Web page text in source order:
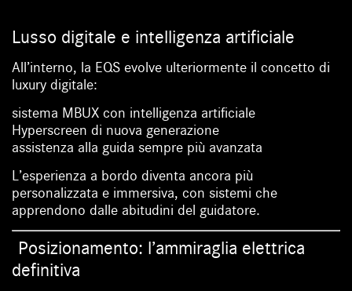
Lusso digitale e intelligenza artificiale
All’interno, la EQS evolve ulteriormente il concetto di
luxury digitale:
sistema MBUX con intelligenza artificiale
Hyperscreen di nuova generazione
assistenza alla guida sempre più avanzata
L’esperienza a bordo diventa ancora più
personalizzata e immersiva, con sistemi che
apprendono dalle abitudini del guidatore.
Posizionamento: l’ammiraglia elettrica
definitiva